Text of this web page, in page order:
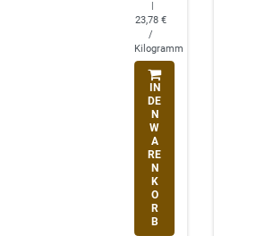
23,78 €
/
Kilogramm
IN
DE
N
W
A
RE
N
K
O
R
B